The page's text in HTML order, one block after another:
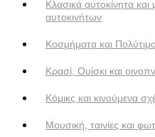
Κλασικά αυτοκίνητα
αυτοκινήτων
Κοσμήματα και
Κρασί, Ουίσκι και
Κόμικς και κινούμενα
Μουσική, ταινίες και